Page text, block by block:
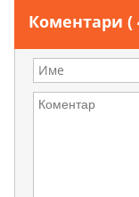
Коментари (